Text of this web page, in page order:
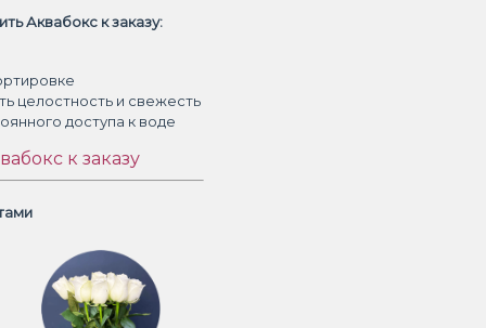
Аквабокс к заказу:
целостность и свежесть
доступа к воде
к заказу